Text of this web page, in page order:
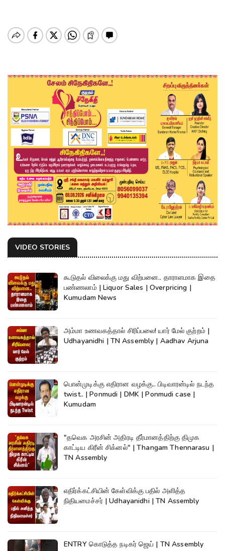
VIDEO STORIES
கூடுதல் விலைக்கு மது விற்பனை.. தாராளமாக இதை
பண்ணலாம் | Liquor Sales | Overpricing |
Kumudam News
அம்மா உணவகத்தால் சிரிப்பலை! யார் மேல் குற்றம் |
Udhayanidhi | TN Assembly | Aadhav Arjuna
பொன்முடிக்கு எதிரான வழக்கு.. பிடிவாரன்டில் நடந்த
twist.. | Ponmudi | DMK | Ponmudi case |
Kumudam
"தவெக அரசின் அதிரடி தீர்மானத்திற்கு திமுக
காட்டிய கிரீன் சிக்னல்" | Thangam Thennarasu |
TN Assembly
எதிர்க்கட்சியின் கேள்விக்கு பதில் அளித்த
நிதியமைச்சர் | Udhayanidhi | TN Assembly
ENTRY கொடுத்த நடிகர் ஜெய் | TN Assembly